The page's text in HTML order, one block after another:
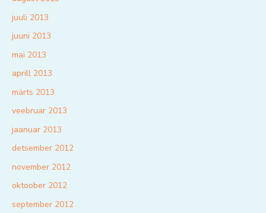
juuli 2013
juuni 2013
mai 2013
aprill 2013
märts 2013
veebruar 2013
jaanuar 2013
detsember 2012
november 2012
oktoober 2012
september 2012